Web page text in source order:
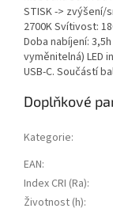
STISK -> zvýšení/
2700K Svítivost:
Doba nabíjení:
vyměnitelná) LED
USB-C. Součástí
Doplňkové
Kategorie:
EAN:
Index CRI (Ra):
Životnost (h):